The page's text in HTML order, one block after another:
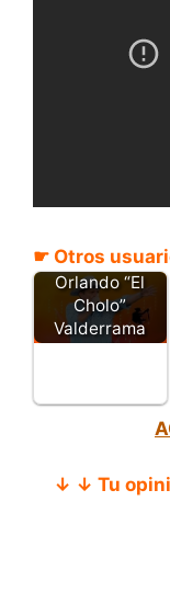
☛ Otros
mi caballo -
Orlando “El
Cholo”
Valderrama
↓ ↓ Tu